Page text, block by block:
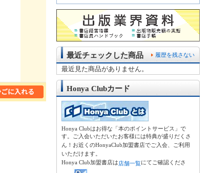
履歴を残さない
最近チェックした商品
最近見た商品がありません。
Honya Clubカード
Honya Clubはお得な「本のポイントサービス」で
す。ご入会いただいたお客様には特典が盛りだくさ
ん！お近くのHonyaClub加盟書店でご入会、ご利用
いただけます。
Honya Club加盟書店は店舗一覧にてご確認くださ